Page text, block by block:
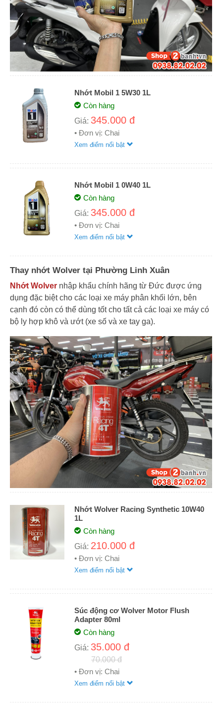
Nhớt Mobil 1 5W30 1L
Còn hàng
Giá: 345.000 đ
• Đơn vị: Chai
Xem điểm nổi bật
Nhớt Mobil 1 0W40 1L
Còn hàng
Giá: 345.000 đ
• Đơn vị: Chai
Xem điểm nổi bật
Thay nhớt Wolver tại Phường Linh Xuân
Nhớt Wolver nhập khẩu chính hãng từ Đức được ứng
dụng đặc biệt cho các loại xe máy phân khối lớn, bên
cạnh đó còn có thể dùng tốt cho tất cả các loại xe máy có
bộ ly hợp khô và ướt (xe số và xe tay ga).
Nhớt Wolver Racing Synthetic 10W40
1L
Còn hàng
Giá: 210.000 đ
• Đơn vị: Chai
Xem điểm nổi bật
Súc động cơ Wolver Motor Flush
Adapter 80ml
Còn hàng
Giá: 35.000 đ
70.000 đ
• Đơn vị: Chai
Xem điểm nổi bật